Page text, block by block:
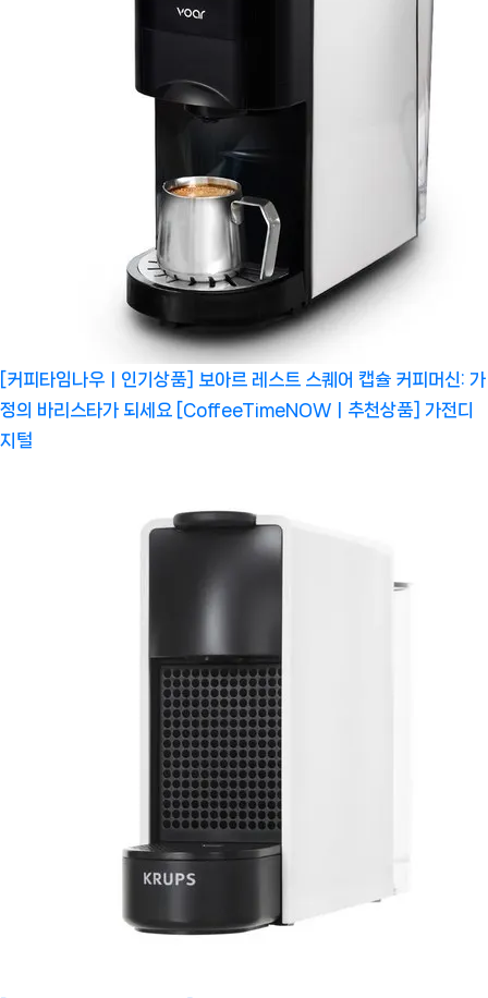
[커피타임나우ㅣ인기상품] 보아르 레스트 스퀘어 캡슐 커피머신: 가
정의 바리스타가 되세요 [CoffeeTimeNOWㅣ추천상품]
가전디
지털